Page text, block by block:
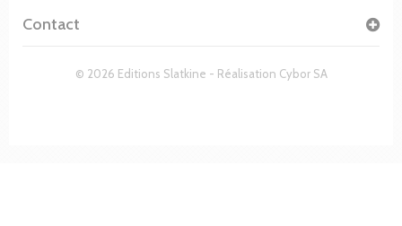
© 2026 Editions Slatkine - Réalisation Cybor SA
Contact